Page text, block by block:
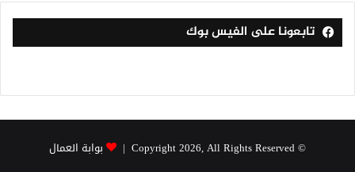
تابعونا على الفيس بوك
© Copyright 2026, All Rights Reserved | بوابة العمال